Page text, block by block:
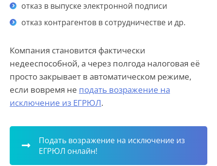
отказ в выпуске электронной подписи
отказ контрагентов в сотрудничестве и др.
Компания становится фактически
недееспособной, а через полгода налоговая её
просто закрывает в автоматическом режиме,
если вовремя не подать возражение на
исключение из ЕГРЮЛ.
Подать возражение на исключение из
ЕГРЮЛ онлайн!